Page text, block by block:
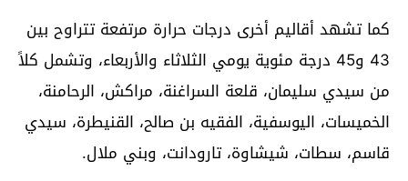
كما تشهد أقاليم أخرى درجات حرارة مرتفعة تتراوح بين
43 و45 درجة مئوية يومي الثلاثاء والأربعاء، وتشمل كلاً
من سيدي سليمان، قلعة السراغنة، مراكش، الرحامنة،
الخميسات، اليوسفية، الفقيه بن صالح، القنيطرة، سيدي
قاسم، سطات، شيشاوة، تارودانت، وبني ملال.